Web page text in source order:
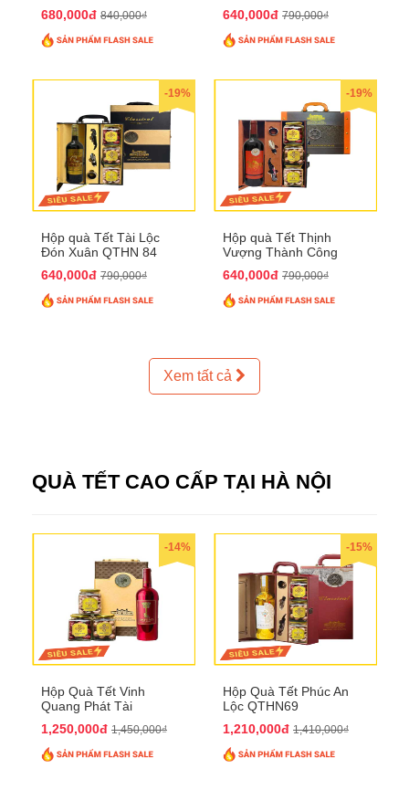
680,000đ 840,000₫
640,000đ 790,000₫
-19%
Hộp quà Tết Tài Lộc
Đón Xuân QTHN 84
640,000đ 790,000₫
-19%
Hộp quà Tết Thịnh
Vượng Thành Công
640,000đ 790,000₫
Xem tất cả
QUÀ TẾT CAO CẤP TẠI HÀ NỘI
-14%
Hộp Quà Tết Vinh
Quang Phát Tài
1,250,000đ 1,450,000₫
-15%
Hộp Quà Tết Phúc An
Lộc QTHN69
1,210,000đ 1,410,000₫